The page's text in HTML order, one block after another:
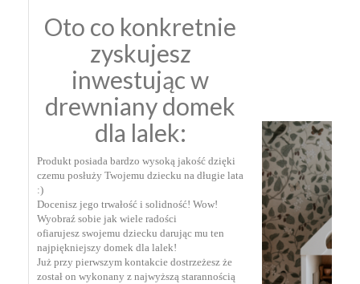
Oto co konkretnie
zyskujesz
inwestując w
drewniany domek
dla lalek:
Produkt posiada bardzo wysoką jakość dzięki
czemu posłuży Twojemu dziecku na długie lata⁣
:)
Docenisz jego trwałość i solidność! Wow!
Wyobraź sobie jak wiele radości
ofiarujesz swojemu dziecku darując mu ten
najpiękniejszy domek⁣ dla lalek!
Już przy pierwszym kontakcie dostrzeżesz że
został on wykonany z najwyższą starannością